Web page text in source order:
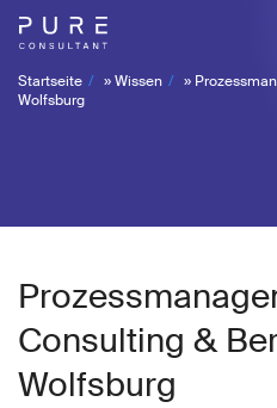
Startseite »Wissen »
Wolfsburg
Consulting &
Wolfsburg